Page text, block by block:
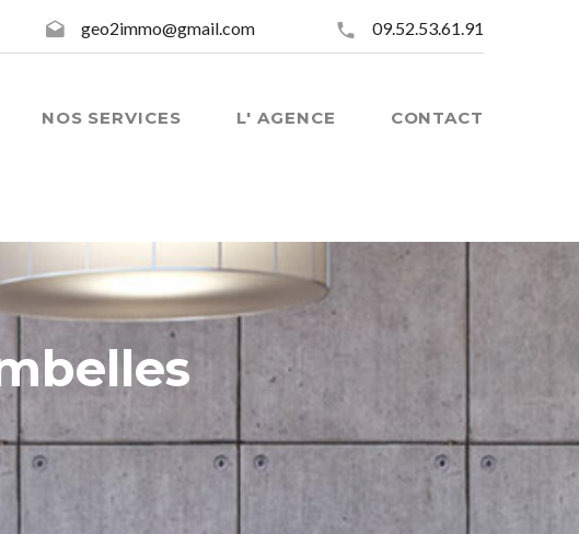
geo2immo@gmail.com 09.52.53.61.91
NOS SERVICES L' AGENCE CONTACT